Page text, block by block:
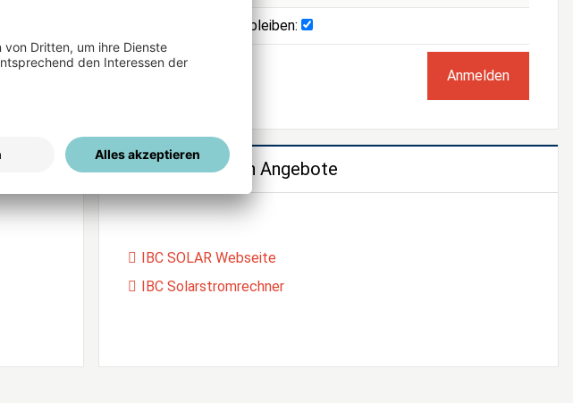
Angemeldet bleiben:
Passwort vergessen?
Unsere weiteren Angebote
IBC SOLAR Webseite
IBC Solarstromrechner